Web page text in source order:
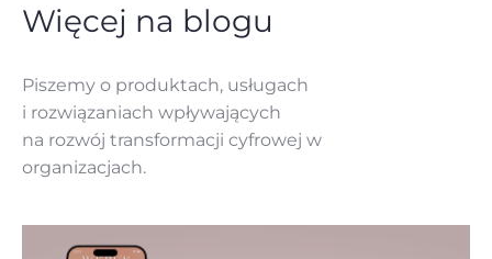
Więcej na blogu
Piszemy o produktach, usługach
i rozwiązaniach wpływających
na rozwój transformacji cyfrowej w
organizacjach.